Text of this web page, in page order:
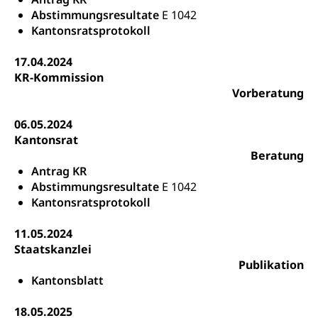
Abstimmungsresultate E 1042
Kantonsratsprotokoll
17.04.2024
KR-Kommission
Vorberatung
06.05.2024
Kantonsrat
Beratung
Antrag KR
Abstimmungsresultate E 1042
Kantonsratsprotokoll
11.05.2024
Staatskanzlei
Publikation
Kantonsblatt
18.05.2025
Altersrente, Invalidenrente, Witwenrente,
Sozialversicherung, Vorsorgeeinrichtung,
Säule, Hilflosenentschädigung,
Ergänzungsleistungen, Altersvorsorge,
Hilfslosenentschädigung (WAS Luzern)
AHV-Hinterlassenenrente (WAS Luzern)
AHV-Beiträge (WAS Luzern)
Informationsstelle AHV/IV
Behinderung
Körperbehinderung, körperliche Behinderung,
geistige Behinderung, psychische Behinderung,
Erwerbsunfähigkeit, Behinderte
Inklusion im Sport
Kultur und Medien
Bücher, Bundesarchiv, Landesbibliothek